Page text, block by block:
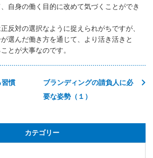
自身の働く目的に改めて気づくことができ
反対の選択なように捉えられがちですが、
選んだ働き方を通じて、より活き活きと
とが大事なのです。
ブランディングの請負人に必
要な姿勢（１）
慣
カテゴリー